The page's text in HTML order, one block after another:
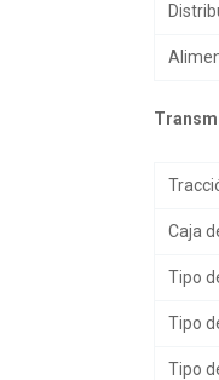
Caja
Tipo
Tipo
Tipo